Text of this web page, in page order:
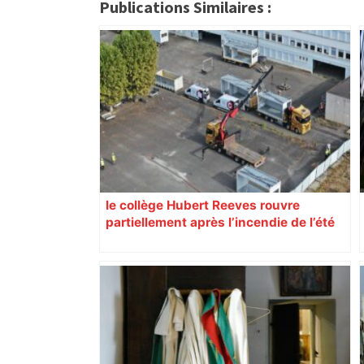
Publications Similaires :
le collège Hubert Reeves rouvre
partiellement après l’incendie de l’été